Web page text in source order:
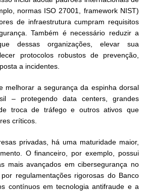
normas ISO 27001, framework NIST)
de infraestrutura cumpram requisitos
Também é necessário reduzir a
dessas organizações, elevar sua
protocolos robustos de prevenção,
a incidentes.
melhorar a segurança da espinha dorsal
– protegendo data centers, grandes
troca de tráfego e outros ativos que
críticos.
privadas, há uma maturidade maior,
O financeiro, por exemplo, possui
mais avançados em cibersegurança no
regulamentações rigorosas do Banco
contínuos em tecnologia antifraude e a